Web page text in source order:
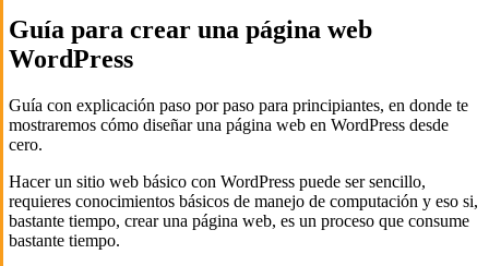
Guía para crear una página web
WordPress
Guía con explicación paso por paso para principiantes, en donde te
mostraremos cómo diseñar una página web en WordPress desde
cero.
Hacer un sitio web básico con WordPress puede ser sencillo,
requieres conocimientos básicos de manejo de computación y eso si,
bastante tiempo, crear una página web, es un proceso que consume
bastante tiempo.